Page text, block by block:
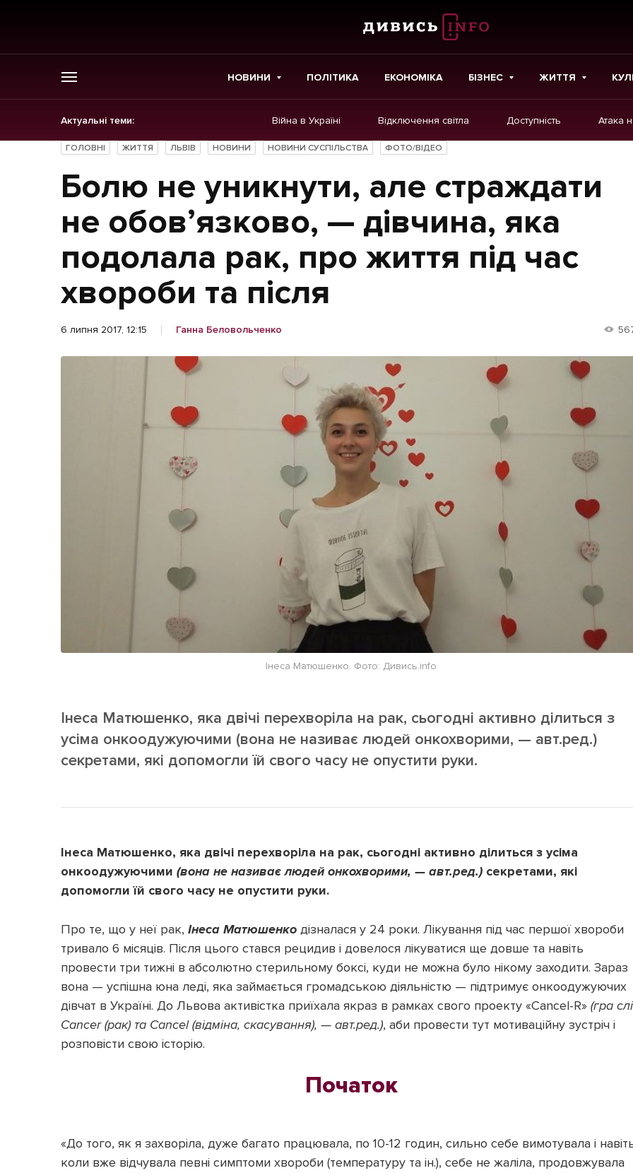
НОВИНИ ПОЛІТИКА ЕКОНОМІКА БІЗНЕС ЖИТТЯ
Актуальні теми: Війна в Україні Відключення світла Доступність Атака
ГОЛОВНЕ
Новини
Політика
Економіка
Бізнес
Життя
Культура
Картки
Репортаж
Розслідування
Погляди
[email protected]
Політика
ГОЛОВНІ ЖИТТЯ ЛЬВІВ НОВИНИ НОВИНИ СУСПІЛЬСТВА ФОТО/ВІДЕО
Болю не уникнути, але страждати
не обов’язково, — дівчина, яка
подолала рак, про життя під час
хвороби та після
6 липня 2017, 12:15 Ганна Беловольченко
Інеса Матюшенко. Фото: Дивись.info
Інеса Матюшенко, яка двічі перехворіла на рак, сьогодні активно ділиться з
усіма онкоодужуючими (вона не називає людей онкохворими, — авт.ред.)
секретами, які допомогли їй свого часу не опустити руки.
Інеса Матюшенко, яка двічі перехворіла на рак, сьогодні активно ділиться з усіма
онкоодужуючими (вона не називає людей онкохворими, — авт.ред.) секретами, які
допомогли їй свого часу не опустити руки.
Про те, що у неї рак, Інеса Матюшенко дізналася у 24 роки. Лікування під час першої хвороби
тривало 6 місяців. Після цього стався рецидив і довелося лікуватися ще довше та навіть
провести три тижні в абсолютно стерильному боксі, куди не можна було нікому заходити. Зараз
вона — успішна юна леді, яка займається громадською діяльністю — підтримує онкоодужуючих
дівчат в Україні. До Львова активістка приїхала якраз в рамках свого проекту «Cancel-R» (гра
Cancer (рак) та Cancel (відміна, скасування), — авт.ред.), аби провести тут мотиваційну зустріч і
розповісти свою історію.
Початок
«До того, як я захворіла, дуже багато працювала, по 10-12 годин, сильно себе вимотувала і
коли вже відчувала певні симптоми хвороби (температуру та ін.), себе не жаліла, продовжувала